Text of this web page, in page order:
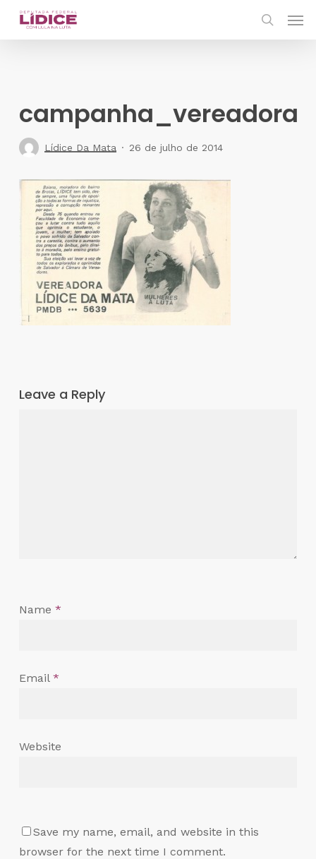
Skip
campanha_vereadora
Lídice Da Mata 26 de julho de 2014
Leave a Reply
Name *
Email *
Website
Save my name, email, and website in this
browser for the next time I comment.